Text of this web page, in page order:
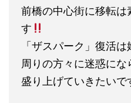
前橋の中心街に移転
す
「ザスパーク」復活
周りの方々に迷惑にな
盛り上げていきたいで